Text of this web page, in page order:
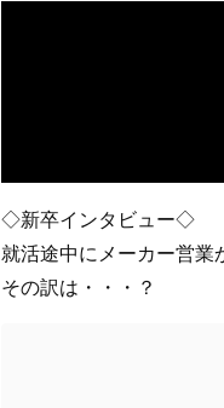
◇新卒インタビュー◇
就活途中にメーカー営業
その訳は・・・？